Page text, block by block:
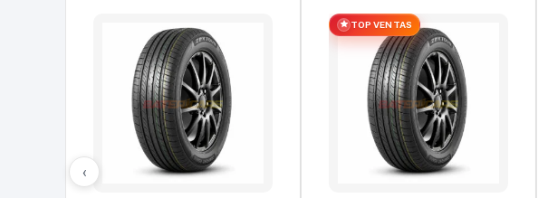
‹
TOP VENTAS